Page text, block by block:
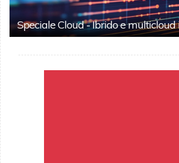
Speciale Cloud - Ibrido e